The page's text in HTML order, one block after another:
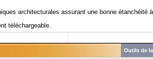
architecturales assurant une bonne étanchéité à
téléchargeable.
Outils de